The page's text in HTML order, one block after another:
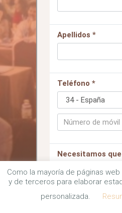
Como la mayoría de páginas
y de terceros para elaborar
personalizada.